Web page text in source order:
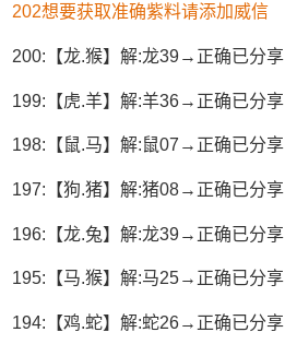
202想要获取准确紫料请添加威信
200:【龙.猴】解:龙39→正确已分享
199:【虎.羊】解:羊36→正确已分享
198:【鼠.马】解:鼠07→正确已分享
197:【狗.猪】解:猪08→正确已分享
196:【龙.兔】解:龙39→正确已分享
195:【马.猴】解:马25→正确已分享
194:【鸡.蛇】解:蛇26→正确已分享